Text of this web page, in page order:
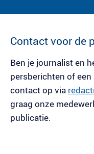
Contact voor de
Ben je journalist en
persberichten of een
contact op via
graag onze
publicatie.